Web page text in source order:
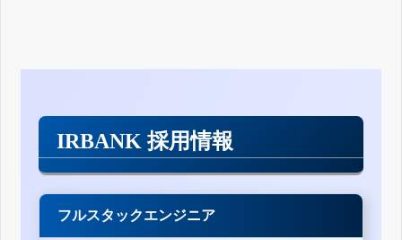
IRBANK 採用情報
フルスタックエンジニア